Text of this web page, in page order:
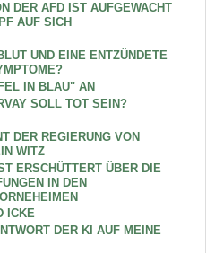
DER AFD IST AUFGEWACHT
AUF SICH
UND EINE ENTZÜNDETE
IN BLAU" AN
SOLL TOT SEIN?
DER REGIERUNG VON
WITZ
ERSCHÜTTERT ÜBER DIE
IN DEN
ICKE
DER KI AUF MEINE